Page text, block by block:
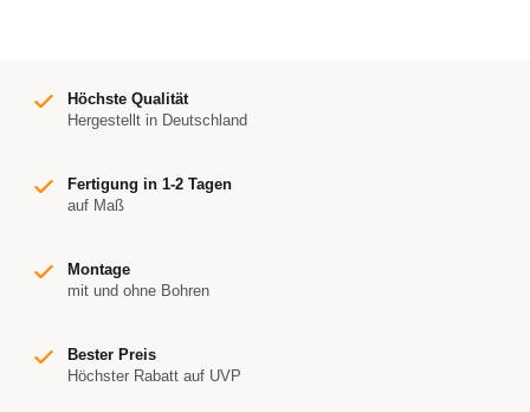
Höchste Qualität
Hergestellt in Deutschland
Fertigung in 1-2 Tagen
auf Maß
Montage
mit und ohne Bohren
Bester Preis
Höchster Rabatt auf UVP